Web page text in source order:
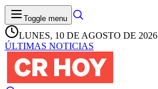
Toggle menu
LUNES, 10 DE AGOSTO DE 2026
ÚLTIMAS NOTICIAS